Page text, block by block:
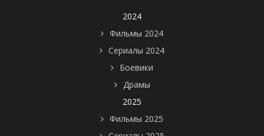
2024
Фильмы 2024
Сериалы 2024
Боевики
Драмы
2025
Фильмы 2025